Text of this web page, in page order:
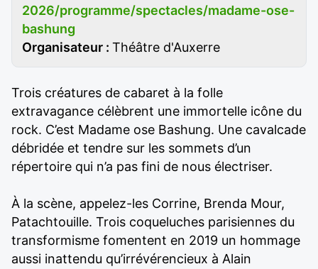
2026/programme/spectacles/madame-ose-
bashung
Organisateur : Théâtre d'Auxerre
Trois créatures de cabaret à la folle
extravagance célèbrent une immortelle icône du
rock. C’est Madame ose Bashung. Une cavalcade
débridée et tendre sur les sommets d’un
répertoire qui n’a pas fini de nous électriser.
À la scène, appelez-les Corrine, Brenda Mour,
Patachtouille. Trois coqueluches parisiennes du
transformisme fomentent en 2019 un hommage
aussi inattendu qu’irrévérencieux à Alain